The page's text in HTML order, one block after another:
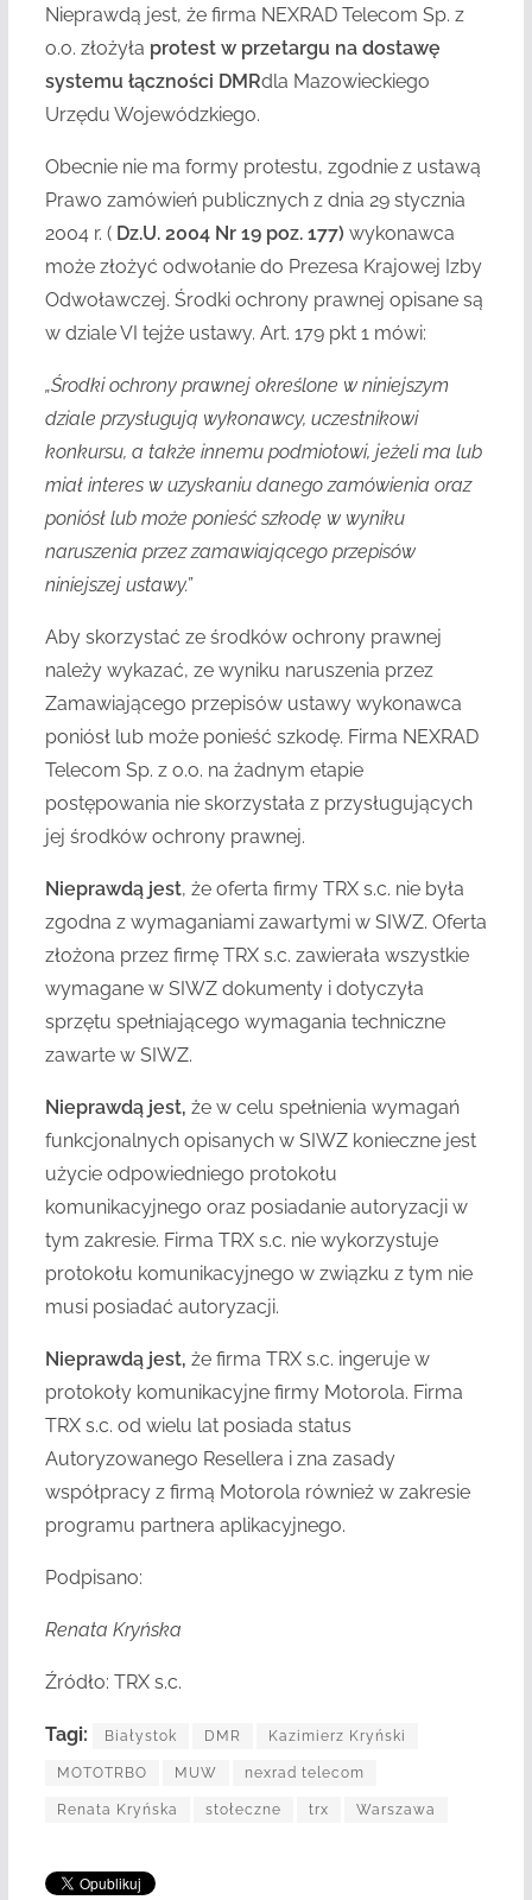
Nieprawdą jest, że firma NEXRAD Telecom Sp. z
o.o. złożyła protest w przetargu na dostawę
systemu łączności DMRdla Mazowieckiego
Urzędu Wojewódzkiego.
Obecnie nie ma formy protestu, zgodnie z ustawą
Prawo zamówień publicznych z dnia 29 stycznia
2004 r. ( Dz.U. 2004 Nr 19 poz. 177) wykonawca
może złożyć odwołanie do Prezesa Krajowej Izby
Odwoławczej. Środki ochrony prawnej opisane są
w dziale VI tejże ustawy. Art. 179 pkt 1 mówi:
„Środki ochrony prawnej określone w niniejszym
dziale przysługują wykonawcy, uczestnikowi
konkursu, a także innemu podmiotowi, jeżeli ma lub
miał interes w uzyskaniu danego zamówienia oraz
poniósł lub może ponieść szkodę w wyniku
naruszenia przez zamawiającego przepisów
niniejszej ustawy.”
Aby skorzystać ze środków ochrony prawnej
należy wykazać, ze wyniku naruszenia przez
Zamawiającego przepisów ustawy wykonawca
poniósł lub może ponieść szkodę. Firma NEXRAD
Telecom Sp. z o.o. na żadnym etapie
postępowania nie skorzystała z przysługujących
jej środków ochrony prawnej.
Nieprawdą jest, że oferta firmy TRX s.c. nie była
zgodna z wymaganiami zawartymi w SIWZ. Oferta
złożona przez firmę TRX s.c. zawierała wszystkie
wymagane w SIWZ dokumenty i dotyczyła
sprzętu spełniającego wymagania techniczne
zawarte w SIWZ.
Nieprawdą jest, że w celu spełnienia wymagań
funkcjonalnych opisanych w SIWZ konieczne jest
użycie odpowiedniego protokołu
komunikacyjnego oraz posiadanie autoryzacji w
tym zakresie. Firma TRX s.c. nie wykorzystuje
protokołu komunikacyjnego w związku z tym nie
musi posiadać autoryzacji.
Nieprawdą jest, że firma TRX s.c. ingeruje w
protokoły komunikacyjne firmy Motorola. Firma
TRX s.c. od wielu lat posiada status
Autoryzowanego Resellera i zna zasady
współpracy z firmą Motorola również w zakresie
programu partnera aplikacyjnego.
Podpisano:
Renata Kryńska
Źródło: TRX s.c.
Tagi: Białystok DMR Kazimierz Kryński
MOTOTRBO MUW nexrad telecom
Renata Kryńska stołeczne trx Warszawa